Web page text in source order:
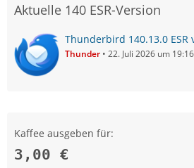
Aktuelle 140 ESR-Version
Thunderbird 140.13.0
Thunder 22. Juli 2026 um 19:16
Kaffee ausgeben für:
3,00 €